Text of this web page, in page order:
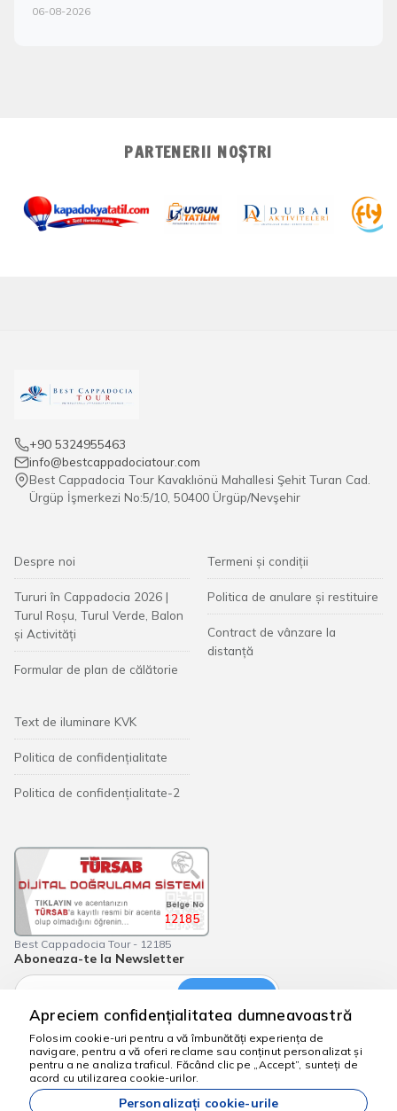
06-08-2026
PARTENERII NOȘTRI
+90 5324955463
info@bestcappadociatour.com
Best Cappadocia Tour Kavaklıönü Mahallesi Şehit Turan Cad.
Ürgüp İşmerkezi No:5/10, 50400 Ürgüp/Nevşehir
Despre noi
Tururi în Cappadocia 2026 |
Turul Roșu, Turul Verde, Balon
și Activități
Formular de plan de călătorie
Termeni și condiții
Politica de anulare și restituire
Contract de vânzare la
distanță
Text de iluminare KVK
Politica de confidențialitate
Politica de confidențialitate-2
12185
Best Cappadocia Tour - 12185
Aboneaza-te la Newsletter
Abonati-va
Apreciem confidențialitatea dumneavoastră
Folosim cookie-uri pentru a vă îmbunătăți experiența de
navigare, pentru a vă oferi reclame sau conținut personalizat și
pentru a ne analiza traficul. Făcând clic pe „Accept”, sunteți de
acord cu utilizarea cookie-urilor.
Personalizați cookie-urile
Suntem aici să te
ajutăm